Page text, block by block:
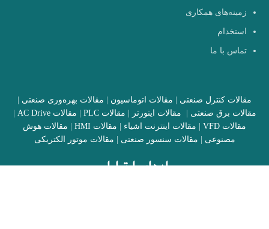
زمینه‌های همکاری
استخدام
تماس با ما
مقالات کنترل صنعتی | مقالات اتوماسیون | مقالات بهره‌وری صنعتی |
مقالات برق صنعتی | مقالات اینورتر | مقالات PLC | مقالات AC Drive
|
مقالات VFD
| مقالات اینترنت اشیاء | مقالات HMI | مقالات هوش
مصنوعی | مقالات سنسور صنعتی | مقالات موتور الکتریکی
راه‌های ارتباطی